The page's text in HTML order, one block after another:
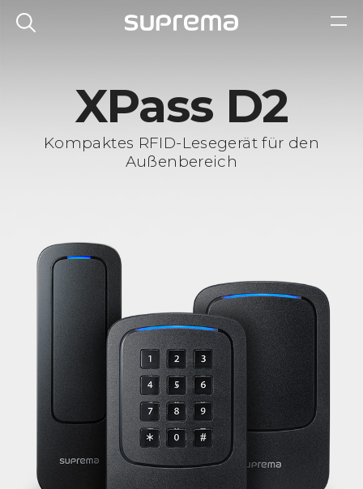
XPass D2
Kompaktes RFID-Lesegerät für den
Außenbereich